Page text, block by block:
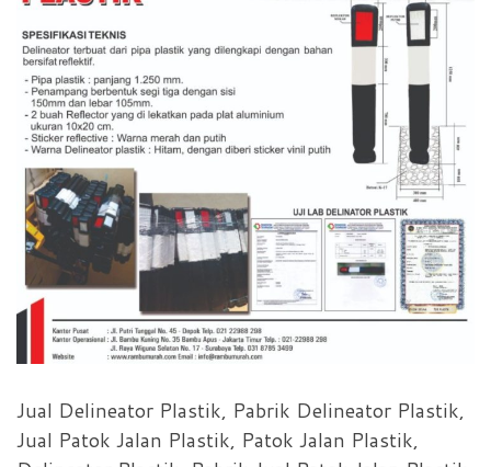
Jual Delineator Plastik, Pabrik Delineator Plastik,
Jual Patok Jalan Plastik, Patok Jalan Plastik,